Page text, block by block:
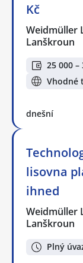
Kč
Weidmüller
Lanškroun
25 000 –
Vhodné
dnešní
lisovna
ihned
Weidmüller
Lanškroun
Plný